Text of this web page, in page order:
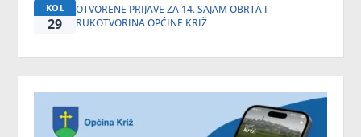
KOL
29
OTVORENE PRIJAVE ZA 14. SAJAM OBRTA I
RUKOTVORINA OPĆINE KRIŽ